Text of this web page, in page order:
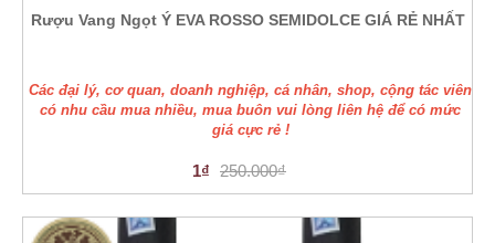
Rượu Vang Ngọt Ý EVA ROSSO SEMIDOLCE GIÁ RẺ NHẤT
Các đại lý, cơ quan, doanh nghiệp, cá nhân, shop, cộng tác viên
có nhu cầu mua nhiều, mua buôn vui lòng liên hệ để có mức
giá cực rẻ !
1₫ 250.000₫